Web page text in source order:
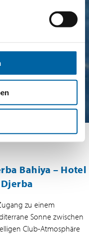
Bahiya – Hotel
zu einem
Sonne zwischen
Club-Atmosphäre